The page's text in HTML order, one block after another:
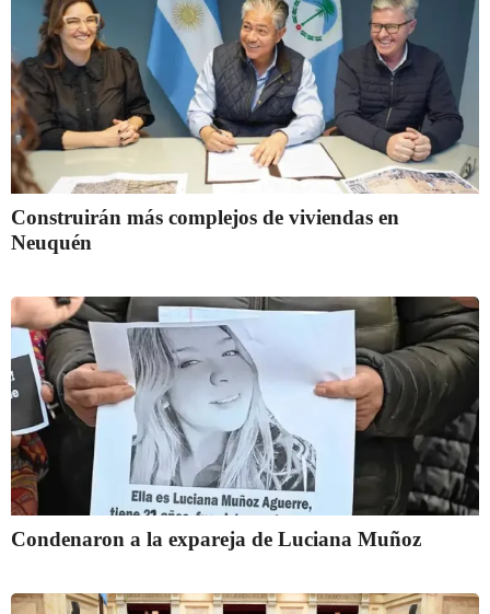
Construirán más complejos de viviendas en
Neuquén
Condenaron a la expareja de Luciana Muñoz